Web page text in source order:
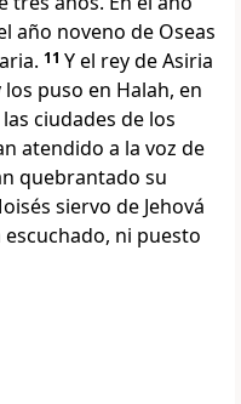
año noveno de Oseas
11 Y el rey de Asiria
puso en Halah, en
ciudades de los
atendido a la voz de
quebrantado su
siervo de Jehová
ni puesto